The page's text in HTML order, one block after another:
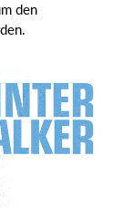
den